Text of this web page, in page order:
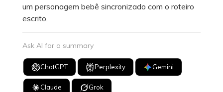
um personagem bebê sincronizado com o roteiro
escrito.
Ask AI for a summary
ChatGPT Perplexity Gemini
Claude Grok